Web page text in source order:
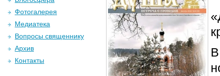
Фотогалерея
Медиатека
Вопросы священнику
Архив
Контакты